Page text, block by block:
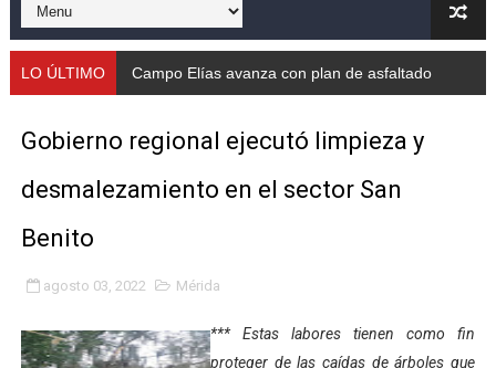
Mérida fortalece su reserva deportiva de cara a
Gobernación de Mérida instalará mesa de trabajo con
Fundecem ofrece taller de bordado en punto de cruz
Instituto Nacional de Nutrición celebra Semana
LO ÚLTIMO Campo Elías avanza con plan de asfaltado
Gobierno regional ejecutó limpieza y
desmalezamiento en el sector San
Benito
agosto 03, 2022 Mérida
*** Estas labores tienen como fin
proteger de las caídas de árboles que